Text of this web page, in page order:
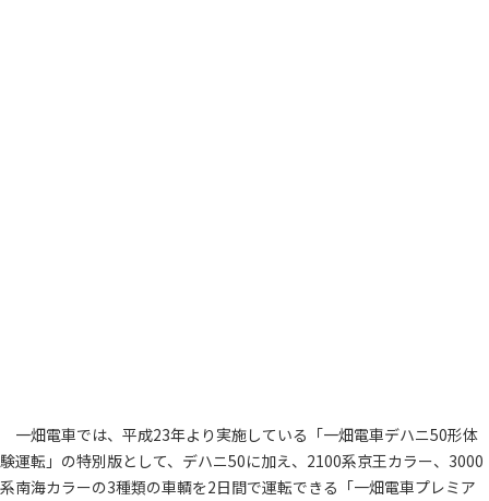
一畑電車では、平成23年より実施している「一畑電車デハニ50形体
験運転」の特別版として、デハニ50に加え、2100系京王カラー、3000
系南海カラーの3種類の車輌を2日間で運転できる「一畑電車プレミア